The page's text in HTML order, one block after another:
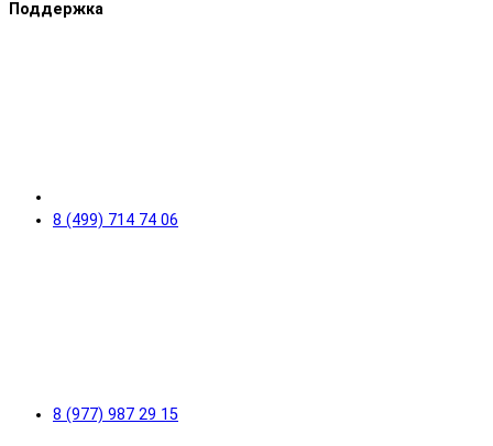
Поддержка
8 (499) 714 74 06
8 (977) 987 29 15